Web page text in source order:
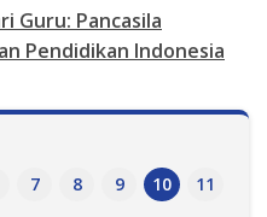
Guru: Pancasila
Pendidikan Indonesia
7 8 9 10
11